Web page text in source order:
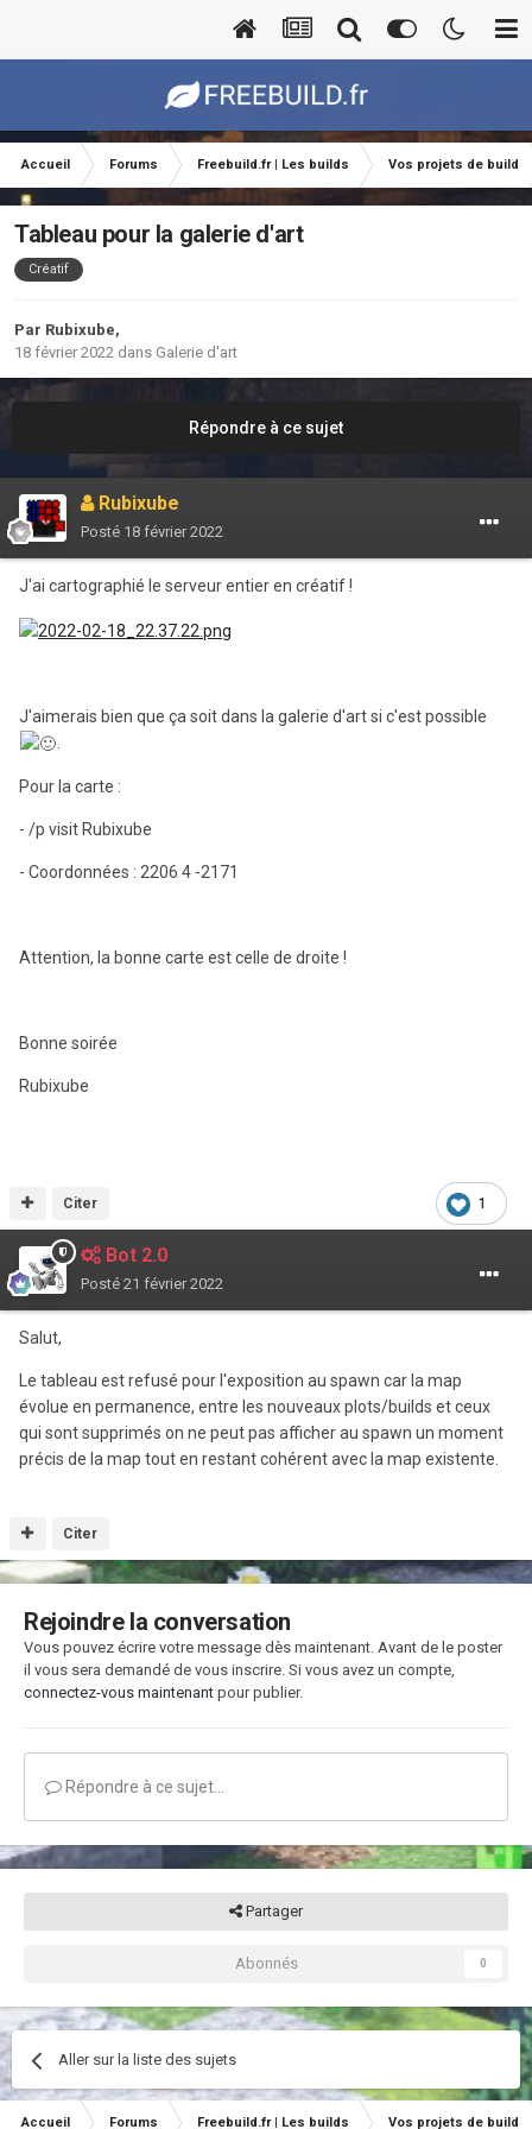
Accueil Forums Freebuild.fr | Les builds Vos projets de build
Tableau pour la galerie d'art
Créatif
Par Rubixube,
18 février 2022 dans Galerie d'art
Répondre à ce sujet
Rubixube
Posté 18 février 2022
J'ai cartographié le serveur entier en créatif !
J'aimerais bien que ça soit dans la galerie d'art si c'est possible
Pour la carte :
- /p visit Rubixube
- Coordonnées : 2206 4 -2171
Attention, la bonne carte est celle de droite !
Bonne soirée
Rubixube
1
Citer
Bot 2.0
Posté 21 février 2022
Salut,
Le tableau est refusé pour l'exposition au spawn car la map
évolue en permanence, entre les nouveaux plots/builds et ceux
qui sont supprimés on ne peut pas afficher au spawn un moment
précis de la map tout en restant cohérent avec la map existente.
Citer
Rejoindre la conversation
Vous pouvez écrire votre message dès maintenant. Avant de le poster
il vous sera demandé de vous inscrire. Si vous avez un compte,
connectez-vous maintenant pour publier.
Répondre à ce sujet…
Partager
Abonnés 0
Aller sur la liste des sujets
Accueil Forums Freebuild.fr | Les builds Vos projets de build